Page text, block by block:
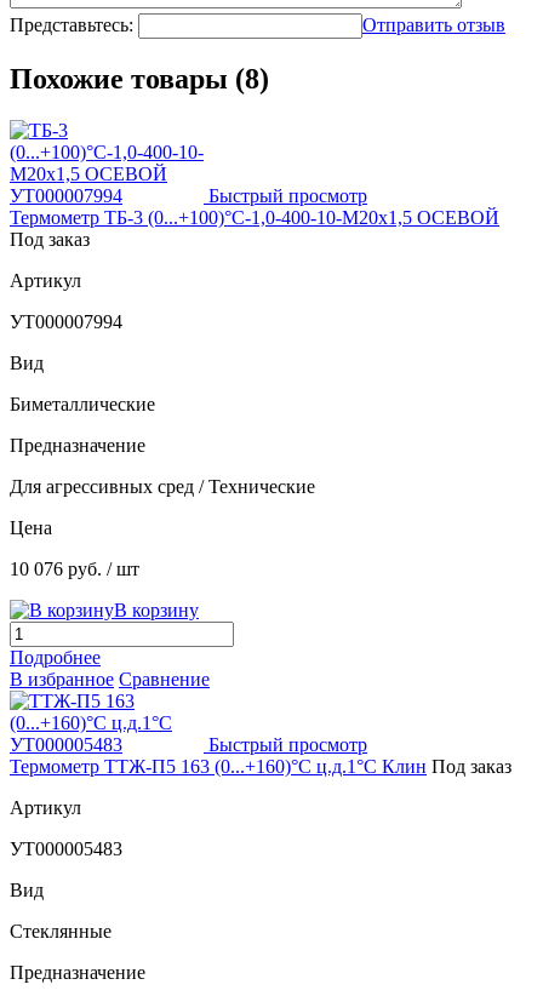
Представьтесь: Отправить отзыв
Похожие товары (8)
Быстрый просмотр
Термометр ТБ-3 (0...+100)°С-1,0-400-10-М20х1,5 ОСЕВОЙ
Под заказ
Артикул
УТ000007994
Вид
Биметаллические
Предназначение
Для агрессивных сред / Технические
Цена
10 076 руб. / шт
В корзину
Подробнее
В избранное Сравнение
Быстрый просмотр
Термометр ТТЖ-П5 163 (0...+160)°С ц.д.1°С Клин Под заказ
Артикул
УТ000005483
Вид
Стеклянные
Предназначение